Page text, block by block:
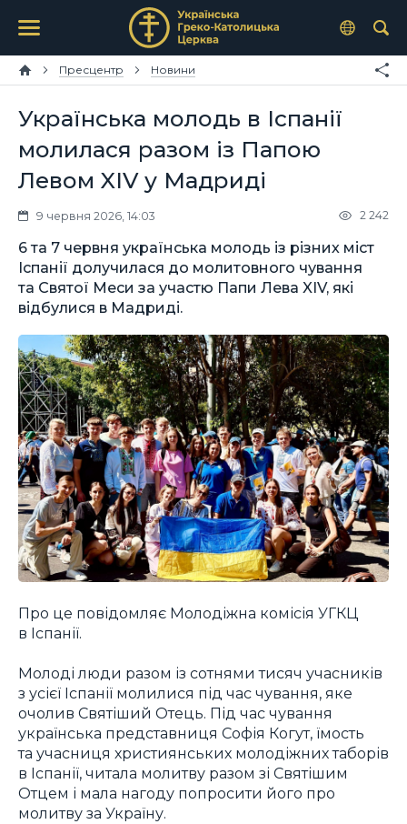
Пресцентр Новини
Українська молодь в Іспанії
молилася разом із Папою
Левом XIV у Мадриді
9 червня 2026, 14:03 2 242
6 та 7 червня українська молодь із різних міст
Іспанії долучилася до молитовного чування
та Святої Меси за участю Папи Лева XIV, які
відбулися в Мадриді.
Про це повідомляє Молодіжна комісія УГКЦ
в Іспанії.
Молоді люди разом із сотнями тисяч учасників
з усієї Іспанії молилися під час чування, яке
очолив Святіший Отець. Під час чування
українська представниця Софія Когут, їмость
та учасниця християнських молодіжних таборів
в Іспанії, читала молитву разом зі Святішим
Отцем і мала нагоду попросити його про
молитву за Україну.